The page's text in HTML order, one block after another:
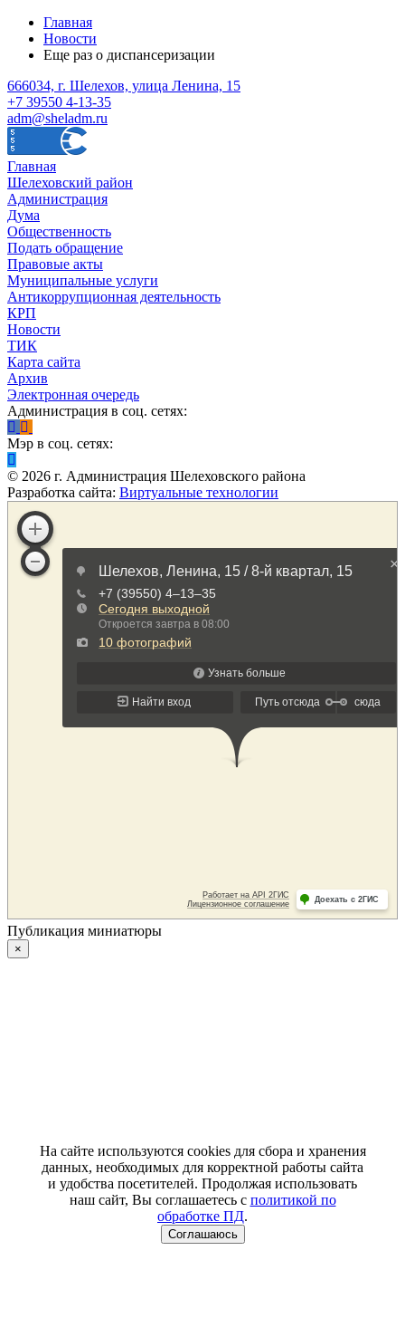
Главная
Новости
Еще раз о диспансеризации
666034, г. Шелехов, улица Ленина, 15
+7 39550 4-13-35
adm@sheladm.ru
Главная
Шелеховский район
Администрация
Дума
Общественность
Подать обращение
Правовые акты
Муниципальные услуги
Антикоррупционная деятельность
КРП
Новости
ТИК
Карта сайта
Архив
Электронная очередь
Администрация в соц. сетях:
Мэр в соц. сетях:
© 2026 г. Администрация Шелеховского района
Разработка сайта: Виртуальные технологии
Публикация миниатюры
×
На сайте используются cookies для сбора и хранения
данных, необходимых для корректной работы сайта
и удобства посетителей. Продолжая использовать
наш сайт, Вы соглашаетесь с политикой по
обработке ПД.
Соглашаюсь